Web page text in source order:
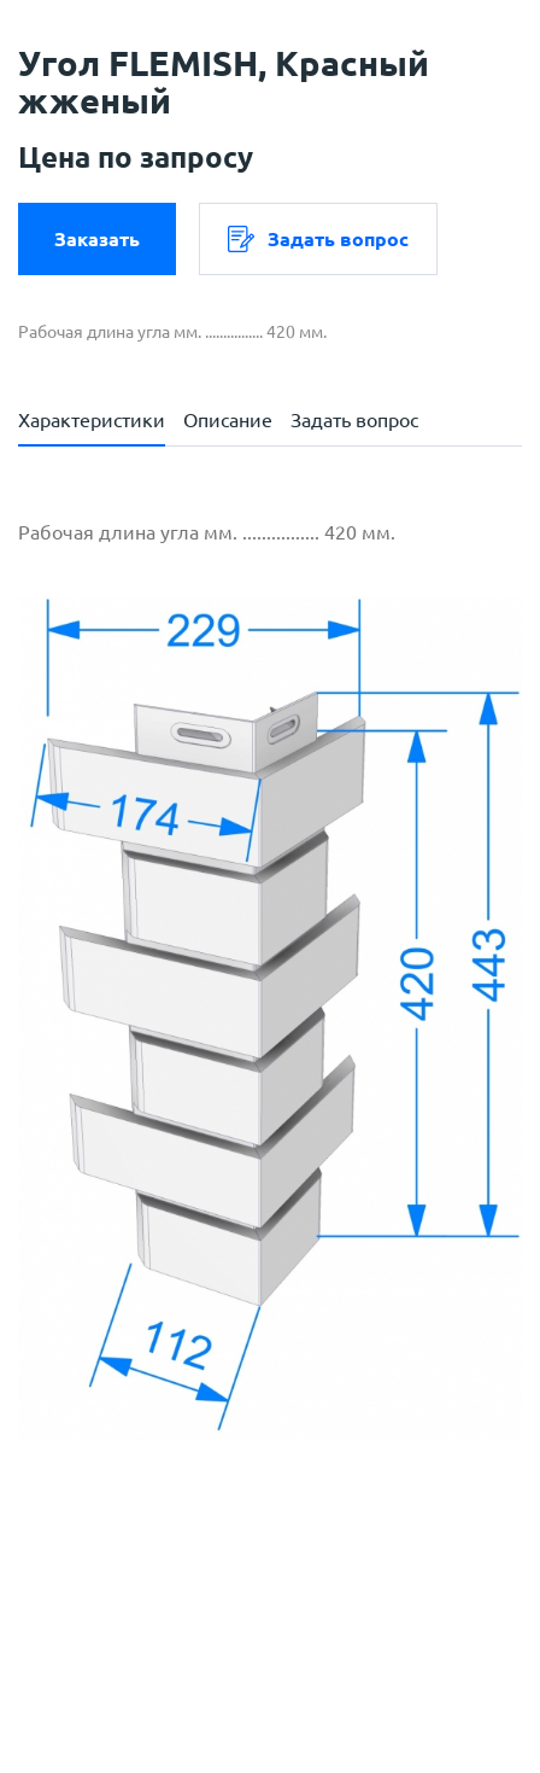
Угол FLEMISH, Красный
жженый
Цена по запросу
Заказать Задать вопрос
Рабочая длина угла мм. ................ 420 мм.
Характеристики Описание Задать вопрос
Рабочая длина угла мм. ................ 420 мм.